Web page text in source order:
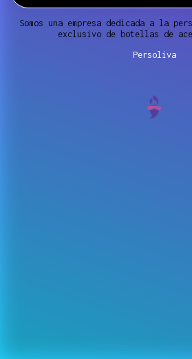
Somos una empresa dedicada a la
exclusivo de botellas de
Persoliva